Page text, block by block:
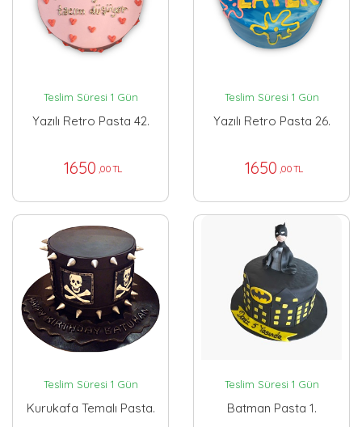
Teslim Süresi 1 Gün
Yazılı Retro Pasta 42.
1650 ,00 TL
Teslim Süresi 1 Gün
Yazılı Retro Pasta 26.
1650 ,00 TL
Teslim Süresi 1 Gün
Kurukafa Temalı Pasta.
Teslim Süresi 1 Gün
Batman Pasta 1.